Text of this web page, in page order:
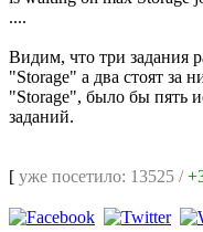
....
Видим, что три задания
"Storage" а два стоят за
"Storage", было бы пять
заданий.
[ уже посетило: 13525 /